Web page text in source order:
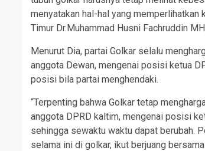
menyatakan hal-hal yang
Timur Dr.Muhammad Husni Fachruddin
Menurut Dia, partai Golkar selalu
anggota Dewan, mengenai posisi ketua
posisi bila partai menghendaki.
“Terpenting bahwa Golkar tetap
anggota DPRD kaltim, mengenai posisi
sehingga sewaktu waktu dapat berubah.
selama ini di golkar, ikut berjuang